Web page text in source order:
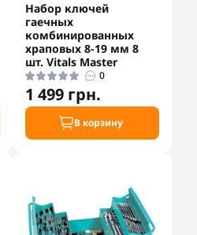
Набор ключей
гаечных
комбинированных
храповых 8-19 мм 8
шт. Vitals Master
0
1 499 грн.
В корзину